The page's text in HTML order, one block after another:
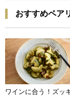
おすすめペア
ワインに合う！ズッ